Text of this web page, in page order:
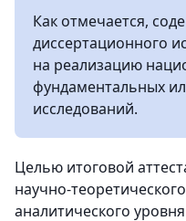
Как отмечается,
диссертационного
на реализацию
фундаментальных
исследований.
Целью итоговой
научно-
аналитического